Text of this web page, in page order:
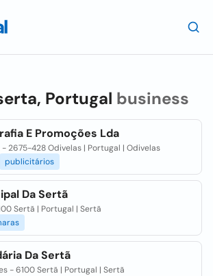
Portugal business
E Promoções Lda
- 2675-428 Odivelas | Portugal | Odivelas
publicitários
Da Sertã
Sertã | Portugal | Sertã
Da Sertã
- 6100 Sertã | Portugal | Sertã